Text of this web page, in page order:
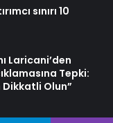
sınırı 10
Laricani’den
Tepki:
Olun”